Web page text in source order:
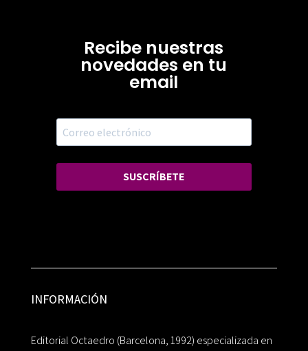
Recibe nuestras
novedades en tu
email
SUSCRÍBETE
INFORMACIÓN
Editorial Octaedro (Barcelona, 1992) especializada en